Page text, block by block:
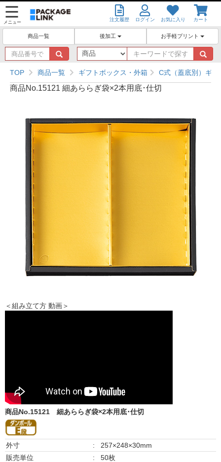
メニュー 注文履歴 ログイン お気に入り カート
商品一覧 後加工 お手軽プリント
商
品
番
号
で
キ
ー
ワ
ー
ド
す
TOP 商品一覧 ギフトボックス・外箱 C式（蓋底別）ギフ
商品No.15121 細あららぎ袋×2本用底･仕切
＜組み立て方 動画＞
商品No.15121 細あららぎ袋×2本用底･仕切
外寸 :
257×248×30mm
販売単位
:
50枚